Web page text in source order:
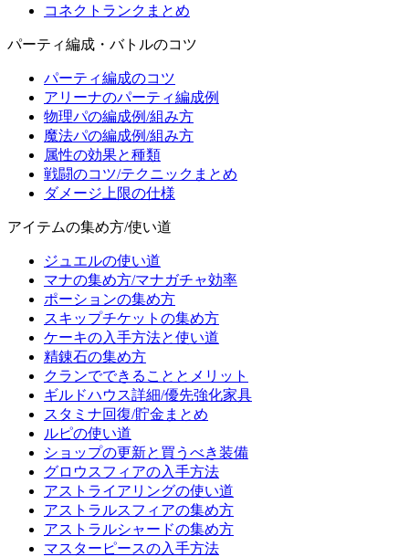
コネクトランクまとめ
パーティ編成・バトルのコツ
パーティ編成のコツ
アリーナのパーティ編成例
物理パの編成例/組み方
魔法パの編成例/組み方
属性の効果と種類
戦闘のコツ/テクニックまとめ
ダメージ上限の仕様
アイテムの集め方/使い道
ジュエルの使い道
マナの集め方/マナガチャ効率
ポーションの集め方
スキップチケットの集め方
ケーキの入手方法と使い道
精錬石の集め方
クランでできることとメリット
ギルドハウス詳細/優先強化家具
スタミナ回復/貯金まとめ
ルピの使い道
ショップの更新と買うべき装備
グロウスフィアの入手方法
アストライアリングの使い道
アストラルスフィアの集め方
アストラルシャードの集め方
マスターピースの入手方法